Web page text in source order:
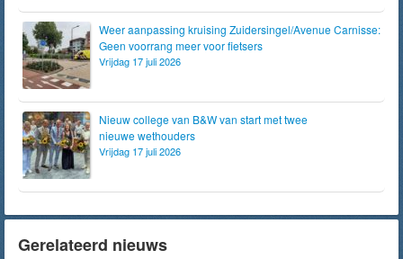
Weer aanpassing kruising Zuidersingel/Avenue Carnisse:
Geen voorrang meer voor fietsers
Vrijdag 17 juli 2026
Nieuw college van B&W van start met twee
nieuwe wethouders
Vrijdag 17 juli 2026
Gerelateerd nieuws